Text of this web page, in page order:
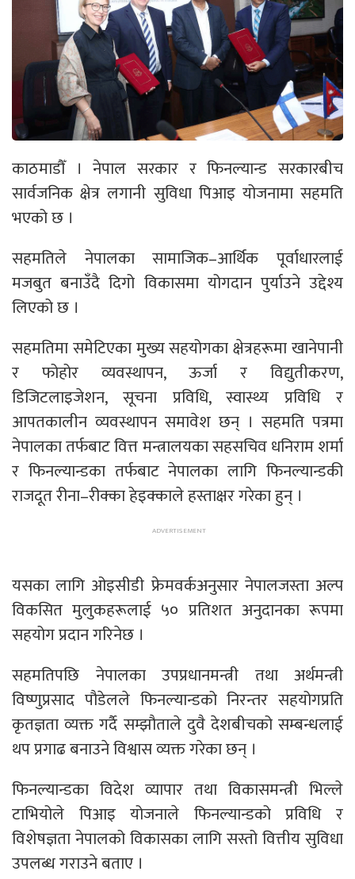
काठमाडौँ । नेपाल सरकार र फिनल्यान्ड सरकारबीच
सार्वजनिक क्षेत्र लगानी सुविधा पिआइ योजनामा सहमति
भएको छ ।
सहमतिले नेपालका सामाजिक–आर्थिक पूर्वाधारलाई
मजबुत बनाउँदै दिगो विकासमा योगदान पुर्याउने उद्देश्य
लिएको छ ।
सहमतिमा समेटिएका मुख्य सहयोगका क्षेत्रहरूमा खानेपानी
र फोहोर व्यवस्थापन, ऊर्जा र विद्युतीकरण,
डिजिटलाइजेशन, सूचना प्रविधि, स्वास्थ्य प्रविधि र
आपतकालीन व्यवस्थापन समावेश छन् । सहमति पत्रमा
नेपालका तर्फबाट वित्त मन्त्रालयका सहसचिव धनिराम शर्मा
र फिनल्यान्डका तर्फबाट नेपालका लागि फिनल्यान्डकी
राजदूत रीना–रीक्का हेइक्काले हस्ताक्षर गरेका हुन् ।
यसका लागि ओइसीडी फ्रेमवर्कअनुसार नेपालजस्ता अल्प
विकसित मुलुकहरूलाई ५० प्रतिशत अनुदानका रूपमा
सहयोग प्रदान गरिनेछ ।
सहमतिपछि नेपालका उपप्रधानमन्त्री तथा अर्थमन्त्री
विष्णुप्रसाद पौडेलले फिनल्यान्डको निरन्तर सहयोगप्रति
कृतज्ञता व्यक्त गर्दै सम्झौताले दुवै देशबीचको सम्बन्धलाई
थप प्रगाढ बनाउने विश्वास व्यक्त गरेका छन् ।
फिनल्यान्डका विदेश व्यापार तथा विकासमन्त्री भिल्ले
टाभियोले पिआइ योजनाले फिनल्यान्डको प्रविधि र
विशेषज्ञता नेपालको विकासका लागि सस्तो वित्तीय सुविधा
उपलब्ध गराउने बताए ।